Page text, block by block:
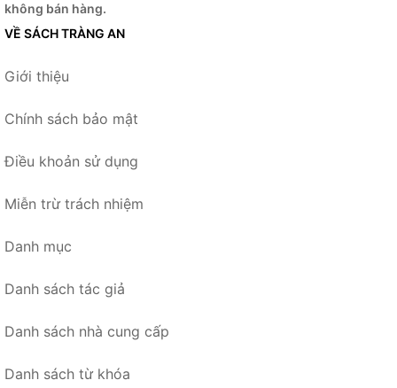
không bán hàng.
VỀ SÁCH TRÀNG AN
Giới thiệu
Chính sách bảo mật
Điều khoản sử dụng
Miễn trừ trách nhiệm
Danh mục
Danh sách tác giả
Danh sách nhà cung cấp
Danh sách từ khóa